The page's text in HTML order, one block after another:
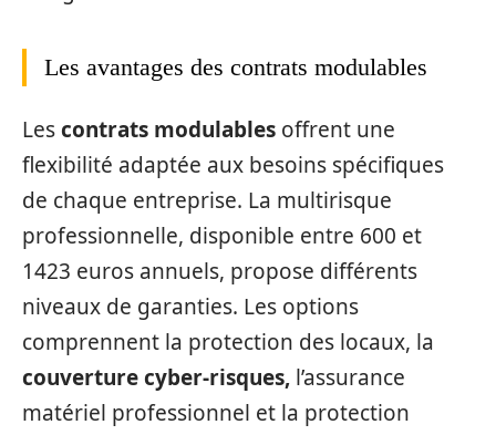
Les avantages des contrats modulables
Lescontrats modulables offrent une
flexibilité adaptée aux besoins spécifiques
de chaque entreprise. La multirisque
professionnelle, disponible entre 600 et
1423 euros annuels, propose différents
niveaux de garanties. Les options
comprennent la protection des locaux, la
couverture cyber-risques, l’assurance
matériel professionnel et la protection